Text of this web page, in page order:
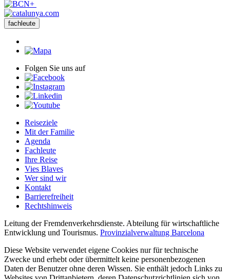
fachleute
Folgen Sie uns auf
Reiseziele
Mit der Familie
Agenda
Fachleute
Ihre Reise
Vies Blaves
Wer sind wir
Kontakt
Barrierefreiheit
Rechtshinweis
Leitung der Fremdenverkehrsdienste. Abteilung für wirtschaftliche
Entwicklung und Tourismus. Provinzialverwaltung Barcelona
Diese Website verwendet eigene Cookies nur für technische
Zwecke und erhebt oder übermittelt keine personenbezogenen
Daten der Benutzer ohne deren Wissen. Sie enthält jedoch Links zu